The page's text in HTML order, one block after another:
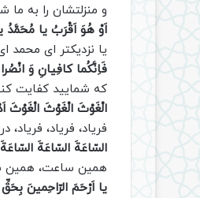
و منزلتشان را به
اَوْ هُوَ اَقْرَبُ یا مُحَمَّدُ
یا نزدیکتر اى محمد
فَاِنَّکُما کافِیانِ وَ
که شمایید کفایت
الْغَوْثَ الْغَوْثَ الْغَوْثَ
فریاد، فریاد، فریاد،
السّاعَةَ السّاعَةَ
همین ساعت، همین
یا اَرْحَمَ الرّاحِمینَ